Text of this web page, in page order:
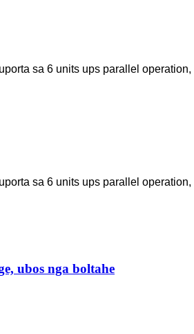
sa 6 units ups parallel
sa 6 units ups parallel
ubos nga boltahe